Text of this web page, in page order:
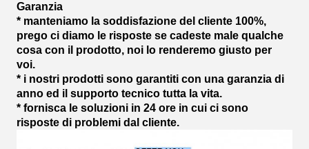
Garanzia
* manteniamo la soddisfazione del cliente 100%,
prego ci diamo le risposte se cadeste male qualche
cosa con il prodotto, noi lo renderemo giusto per
voi.
* i nostri prodotti sono garantiti con una garanzia di
anno ed il supporto tecnico tutta la vita.
* fornisca le soluzioni in 24 ore in cui ci sono
risposte di problemi dal cliente.